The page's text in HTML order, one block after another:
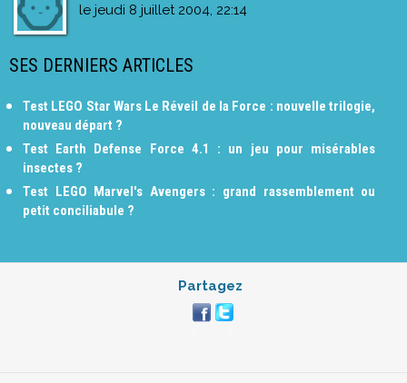
le jeudi 8 juillet 2004, 22:14
SES DERNIERS ARTICLES
Test LEGO Star Wars Le Réveil de la Force : nouvelle trilogie,
nouveau départ ?
Test Earth Defense Force 4.1 : un jeu pour misérables
insectes ?
Test LEGO Marvel's Avengers : grand rassemblement ou
petit conciliabule ?
Partagez